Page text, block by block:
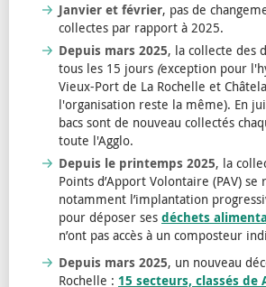
Janvier et février, pas de
collectes par rapport à 2025.
Depuis mars 2025, la collecte des
tous les 15 jours (exception pour
Vieux-Port de La Rochelle et
l'organisation reste la même). En
bacs sont de nouveau collectés
toute l'Agglo.
Depuis le printemps 2025, la
Points d’Apport Volontaire (PAV) se
notamment l’implantation
pour déposer ses déchets
n’ont pas accès à un composteur
Depuis mars 2025, un nouveau
Rochelle : 15 secteurs, classés de